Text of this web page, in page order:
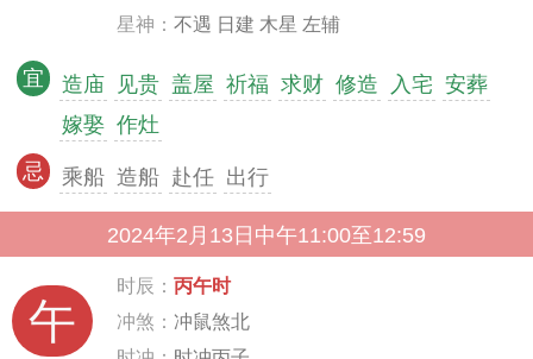
星神： 不遇 日建 木星 左辅
宜 造庙 见贵 盖屋 祈福 求财 修造 入宅 安葬
嫁娶 作灶
忌 乘船 造船 赴任 出行
2024年2月13日中午11:00至12:59
午
时辰： 丙午时
冲煞： 冲鼠煞北